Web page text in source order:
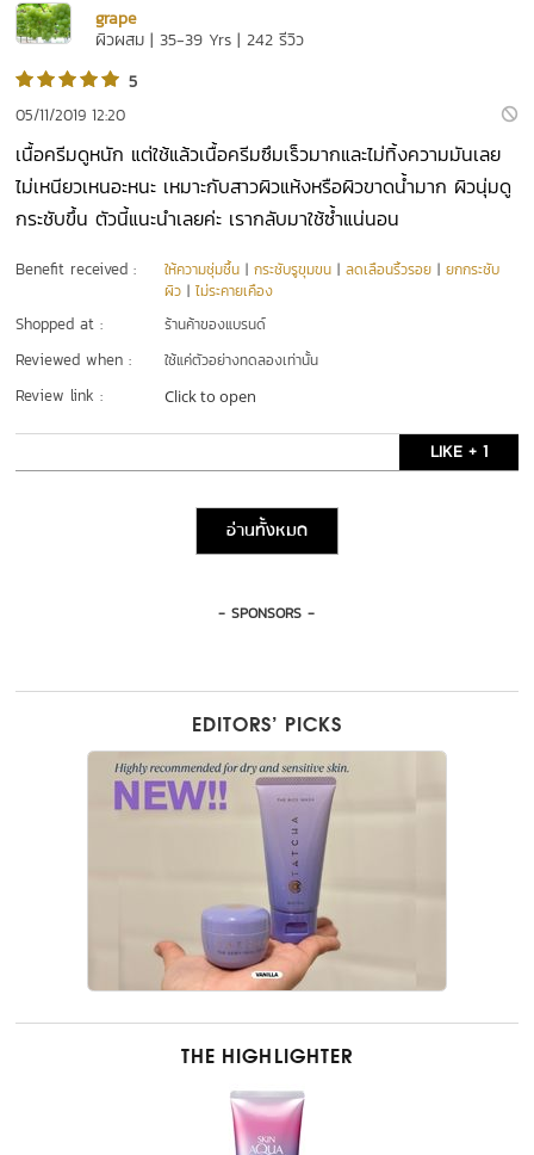
grape
ผิวผสม | 35-39 Yrs | 242 รีวิว
5
05/11/2019 12:20
เนื้อครีมดูหนัก แต่ใช้แล้วเนื้อครีมซึมเร็วมากและไม่ทิ้งความมันเลย
ไม่เหนียวเหนอะหนะ เหมาะกับสาวผิวแห้งหรือผิวขาดน้ำมาก ผิวนุ่มดู
กระชับขึ้น ตัวนี้แนะนำเลยค่ะ เรากลับมาใช้ซ้ำแน่นอน
Benefit received : ให้ความชุ่มชื้น |กระชับรูขุมขน |ลดเลือนริ้วรอย |ยกกระชับ
ผิว |ไม่ระคายเคือง
Shopped at : ร้านค้าของแบรนด์
Reviewed when : ใช้แค่ตัวอย่างทดลองเท่านั้น
Review link : Click to open
LIKE + 1
อ่านทั้งหมด
- SPONSORS -
EDITORS’ PICKS
THE HIGHLIGHTER